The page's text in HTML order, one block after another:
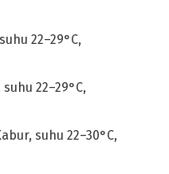
22–29°C,
22–29°C,
suhu 22–30°C,